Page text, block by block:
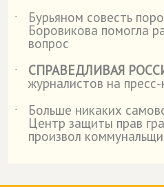
˙
Бурьяном совесть
Боровикова помогла
вопрос
˙
СПРАВЕДЛИВАЯ
журналистов на
˙
Больше никаких
Центр защиты прав
произвол